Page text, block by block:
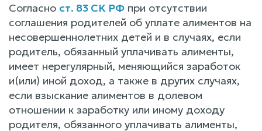
Согласно ст. 83 СК РФ при отсутствии
соглашения родителей об уплате алиментов на
несовершеннолетних детей и в случаях, если
родитель, обязанный уплачивать алименты,
имеет нерегулярный, меняющийся заработок
и(или) иной доход, а также в других случаях,
если взыскание алиментов в долевом
отношении к заработку или иному доходу
родителя, обязанного уплачивать алименты,